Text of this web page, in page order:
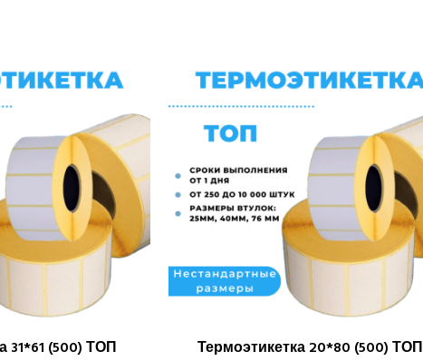
31*61 (500) ТОП ПОДРОБНЕЕ
Термоэтикетка 20*80 (500) ТОП